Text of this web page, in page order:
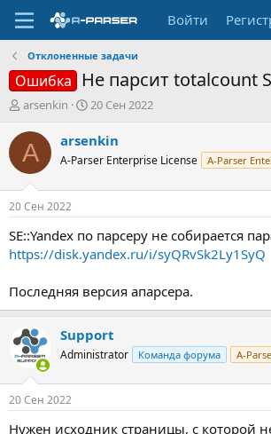
Войти
Отклоненные задачи
Ошибка Не парсит totalcount
А
т
о
т
е
м
ы
arsenkin
Д
т
н
а
л
20 Сен 2022
A arsenkin
A-Parser Enterprise License A-Parser
20 Сен 2022
SE::Yandex по парсеру не собирается
https://disk.yandex.ru/i/syQRvSk2Ly1SyQ
Последняя версия апарсера.
Support
Administrator Команда форума A-
20 Сен 2022
Нужен исходник страницы, с которой